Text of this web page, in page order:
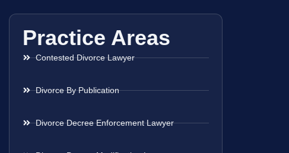
Practice Areas
Contested Divorce Lawyer
Divorce By Publication
Divorce Decree Enforcement Lawyer